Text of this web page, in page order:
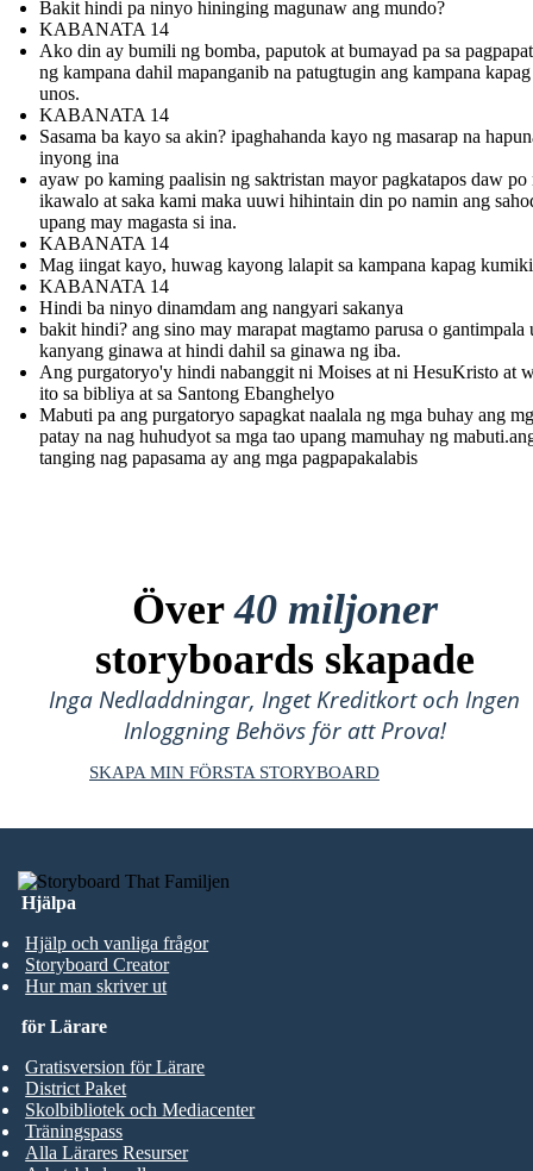
Bakit hindi pa ninyo hininging magunaw ang mundo?
KABANATA 14
Ako din ay bumili ng bomba, paputok at bumayad pa sa
ng kampana dahil mapanganib na patugtugin ang kampana
unos .
KABANATA 14
Sasama ba kayo sa akin? ipaghahanda kayo ng masarap na
inyong ina
ayaw po kaming paalisin ng saktristan mayor pagkatapos daw po
ikawalo at saka kami maka uuwi hihintain din po namin ang
upang may magasta si ina.
KABANATA 14
Mag iingat kayo, huwag kayong lalapit sa kampana kapag
KABANATA 14
Hindi ba ninyo dinamdam ang nangyari sakanya
bakit hindi? ang sino may marapat magtamo parusa o gantimpala
kanyang ginawa at hindi dahil sa ginawa ng iba.
Ang purgatoryo'y hindi nabanggit ni Moises at ni HesuKristo at
ito sa bibliya at sa Santong Ebanghelyo
Mabuti pa ang purgatoryo sapagkat naalala ng mga buhay ang
patay na nag huhudyot sa mga tao upang mamuhay ng
tanging nag papasama ay ang mga pagpapakalabis
Över40 miljoner
storyboards skapade
Inga Nedladdningar, Inget Kreditkort och Ingen
Inloggning Behövs för att Prova!
SKAPA MIN FÖRSTA STORYBOARD
Hjälpa
Hjälp och vanliga frågor
Storyboard Creator
Hur man skriver ut
för Lärare
Gratisversion för Lärare
District Paket
Skolbibliotek och Mediacenter
Träningspass
Alla Lärares Resurser